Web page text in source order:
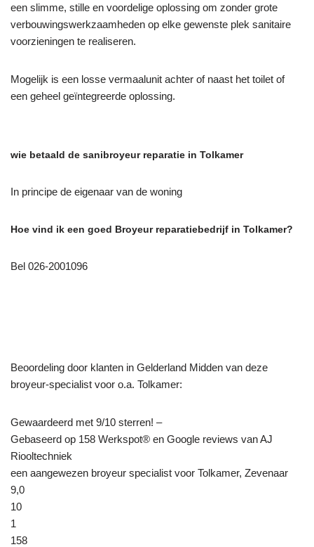
een slimme, stille en voordelige oplossing om zonder grote
verbouwingswerkzaamheden op elke gewenste plek sanitaire
voorzieningen te realiseren.
Mogelijk is een losse vermaalunit achter of naast het toilet of
een geheel geïntegreerde oplossing.
wie betaald de sanibroyeur reparatie in Tolkamer
In principe de eigenaar van de woning
Hoe vind ik een goed Broyeur reparatiebedrijf in Tolkamer?
Bel 026-2001096
Beoordeling door klanten in Gelderland Midden van deze
broyeur-specialist voor o.a. Tolkamer:
Gewaardeerd met 9/10 sterren! –
Gebaseerd op 158 Werkspot® en Google reviews van AJ
Riooltechniek
een aangewezen broyeur specialist voor Tolkamer, Zevenaar
9,0
10
1
158